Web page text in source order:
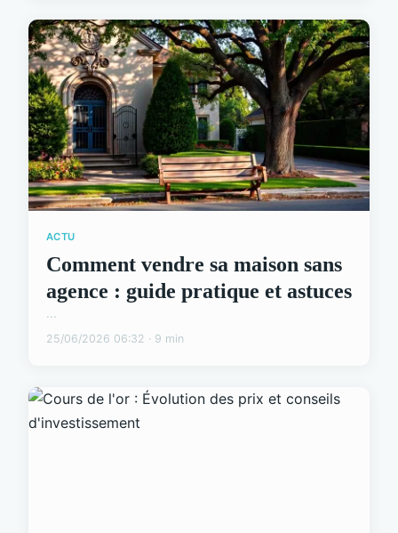
ACTU
Comment vendre sa maison sans
agence : guide pratique et astuces
...
25/06/2026 06:32 · 9 min